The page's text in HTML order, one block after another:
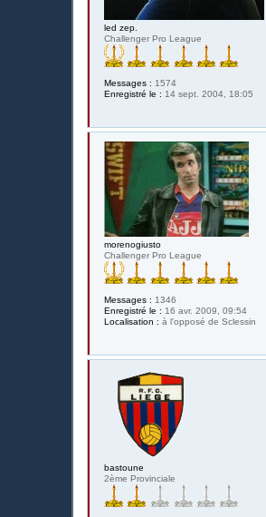
led zep.
Challenger Pro League
Messages : 1574
Enregistré le : 14 sept. 2004, 18:05
morenogiusto
Challenger Pro League
Messages : 1346
Enregistré le : 16 avr. 2009, 09:54
Localisation : à l'opposé de Sclessin
bastoune
2ème Provinciale